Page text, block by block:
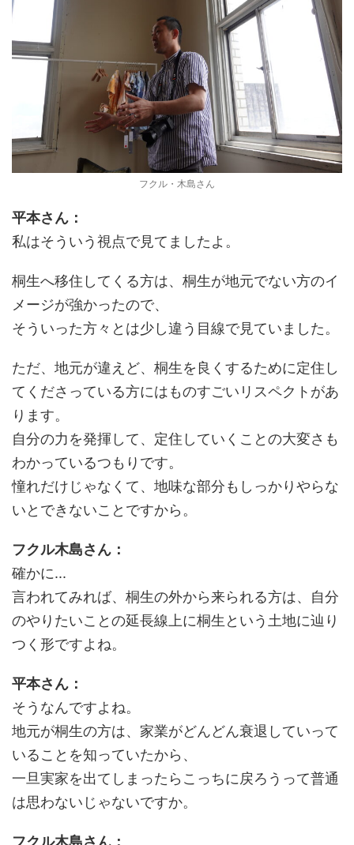
フクル・木島さん
平本さん：
私はそういう視点で見てましたよ。
桐生へ移住してくる方は、桐生が地元でない方のイ
メージが強かったので、
そういった方々とは少し違う目線で見ていました。
ただ、地元が違えど、桐生を良くするために定住し
てくださっている方にはものすごいリスペクトがあ
ります。
自分の力を発揮して、定住していくことの大変さも
わかっているつもりです。
憧れだけじゃなくて、地味な部分もしっかりやらな
いとできないことですから。
フクル木島さん：
確かに...
言われてみれば、桐生の外から来られる方は、自分
のやりたいことの延長線上に桐生という土地に辿り
つく形ですよね。
平本さん：
そうなんですよね。
地元が桐生の方は、家業がどんどん衰退していって
いることを知っていたから、
一旦実家を出てしまったらこっちに戻ろうって普通
は思わないじゃないですか。